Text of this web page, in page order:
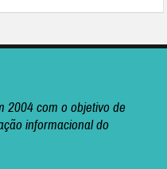
2004 com o objetivo de
informacional do